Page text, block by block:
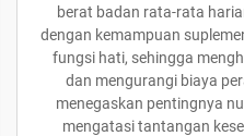
berat badan rata-rata
dengan kemampuan
fungsi hati, sehingga
dan mengurangi biaya
menegaskan pentingnya
mengatasi tantangan